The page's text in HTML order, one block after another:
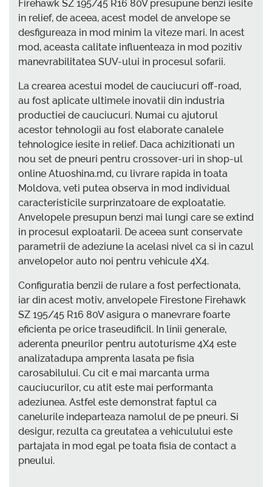
Firehawk SZ 195/45 R16 80V presupune benzi iesite
in relief, de aceea, acest model de anvelope se
desfigureaza in mod minim la viteze mari. In acest
mod, aceasta calitate influenteaza in mod pozitiv
manevrabilitatea SUV-ului in procesul sofarii.
La crearea acestui model de cauciucuri off-road,
au fost aplicate ultimele inovatii din industria
productiei de cauciucuri. Numai cu ajutorul
acestor tehnologii au fost elaborate canalele
tehnologice iesite in relief. Daca achizitionati un
nou set de pneuri pentru crossover-uri in shop-ul
online Atuoshina.md, cu livrare rapida in toata
Moldova, veti putea observa in mod individual
caracteristicile surprinzatoare de exploatatie.
Anvelopele presupun benzi mai lungi care se extind
in procesul exploatarii. De aceea sunt conservate
parametrii de adeziune la acelasi nivel ca si in cazul
anvelopelor auto noi pentru vehicule 4X4.
Configuratia benzii de rulare a fost perfectionata,
iar din acest motiv, anvelopele Firestone Firehawk
SZ 195/45 R16 80V asigura o manevrare foarte
eficienta pe orice traseudificil. In linii generale,
aderenta pneurilor pentru autoturisme 4X4 este
analizatadupa amprenta lasata pe fisia
carosabilului. Cu cit e mai marcanta urma
cauciucurilor, cu atit este mai performanta
adeziunea. Astfel este demonstrat faptul ca
canelurile indeparteaza namolul de pe pneuri. Si
desigur, rezulta ca greutatea a vehiculului este
partajata in mod egal pe toata fisia de contact a
pneului.